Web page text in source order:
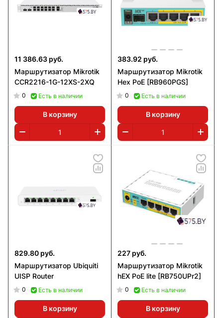
11 386.63 руб.
Маршрутизатор Mikrotik
CCR2216-1G-12XS-2XQ
0 Есть в наличии
В корзину
383.92 руб.
Маршрутизатор Mikrotik
Hex PoE [RB960PGS]
0 Есть в наличии
В корзину
829.80 руб.
Маршрутизатор Ubiquiti
UISP Router
0 Есть в наличии
В корзину
227 руб.
Маршрутизатор Mikrotik
hEX PoE lite [RB750UPr2]
0 Есть в наличии
В корзину